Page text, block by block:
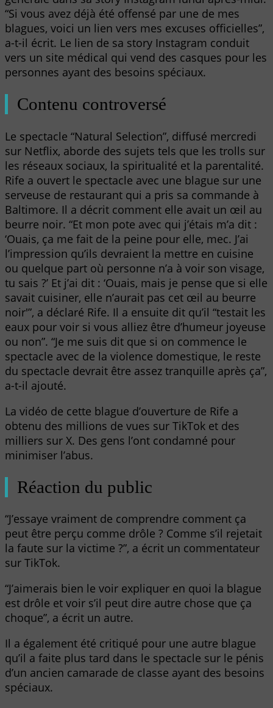
“Si vous avez déjà été offensé par une de mes
blagues, voici un lien vers mes excuses officielles”,
a-t-il écrit. Le lien de sa story Instagram conduit
vers un site médical qui vend des casques pour les
personnes ayant des besoins spéciaux.
Contenu controversé
Le spectacle “Natural Selection”, diffusé mercredi
sur Netflix, aborde des sujets tels que les trolls sur
les réseaux sociaux, la spiritualité et la parentalité.
Rife a ouvert le spectacle avec une blague sur une
serveuse de restaurant qui a pris sa commande à
Baltimore. Il a décrit comment elle avait un œil au
beurre noir. “Et mon pote avec qui j’étais m’a dit :
‘Ouais, ça me fait de la peine pour elle, mec. J’ai
l’impression qu’ils devraient la mettre en cuisine
ou quelque part où personne n’a à voir son visage,
tu sais ?’ Et j’ai dit : ‘Ouais, mais je pense que si elle
savait cuisiner, elle n’aurait pas cet œil au beurre
noir'”, a déclaré Rife. Il a ensuite dit qu’il “testait les
eaux pour voir si vous alliez être d’humeur joyeuse
ou non”. “Je me suis dit que si on commence le
spectacle avec de la violence domestique, le reste
du spectacle devrait être assez tranquille après ça”,
a-t-il ajouté.
La vidéo de cette blague d’ouverture de Rife a
obtenu des millions de vues sur TikTok et des
milliers sur X. Des gens l’ont condamné pour
minimiser l’abus.
Réaction du public
“J’essaye vraiment de comprendre comment ça
peut être perçu comme drôle ? Comme s’il rejetait
la faute sur la victime ?”, a écrit un commentateur
sur TikTok.
“J’aimerais bien le voir expliquer en quoi la blague
est drôle et voir s’il peut dire autre chose que ça
choque”, a écrit un autre.
Il a également été critiqué pour une autre blague
qu’il a faite plus tard dans le spectacle sur le pénis
d’un ancien camarade de classe ayant des besoins
spéciaux.